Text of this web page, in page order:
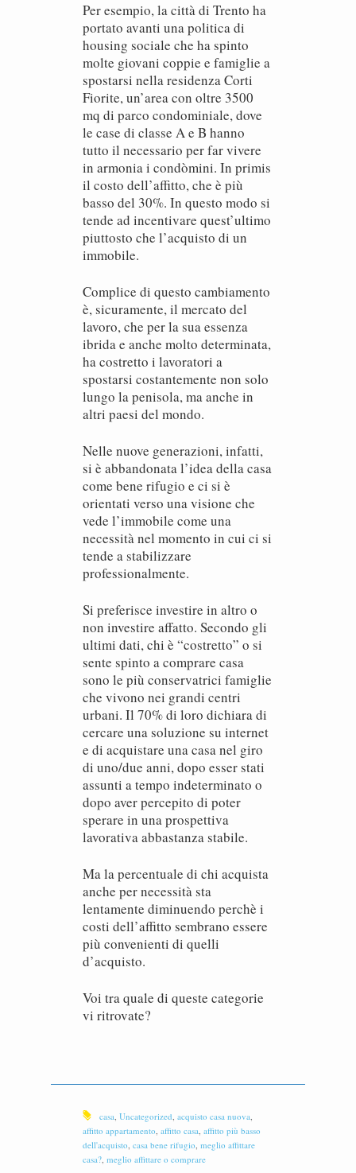
Per esempio, la città di Trento ha
portato avanti una politica di
housing sociale che ha spinto
molte giovani coppie e famiglie a
spostarsi nella residenza Corti
Fiorite, un’area con oltre 3500
mq di parco condominiale, dove
le case di classe A e B hanno
tutto il necessario per far vivere
in armonia i condòmini. In primis
il costo dell’affitto, che è più
basso del 30%. In questo modo si
tende ad incentivare quest’ultimo
piuttosto che l’acquisto di un
immobile.
Complice di questo cambiamento
è, sicuramente, il mercato del
lavoro, che per la sua essenza
ibrida e anche molto determinata,
ha costretto i lavoratori a
spostarsi costantemente non solo
lungo la penisola, ma anche in
altri paesi del mondo.
Nelle nuove generazioni, infatti,
si è abbandonata l’idea della casa
come bene rifugio e ci si è
orientati verso una visione che
vede l’immobile come una
necessità nel momento in cui ci si
tende a stabilizzare
professionalmente.
Si preferisce investire in altro o
non investire affatto. Secondo gli
ultimi dati, chi è “costretto” o si
sente spinto a comprare casa
sono le più conservatrici famiglie
che vivono nei grandi centri
urbani. Il 70% di loro dichiara di
cercare una soluzione su internet
e di acquistare una casa nel giro
di uno/due anni, dopo esser stati
assunti a tempo indeterminato o
dopo aver percepito di poter
sperare in una prospettiva
lavorativa abbastanza stabile.
Ma la percentuale di chi acquista
anche per necessità sta
lentamente diminuendo perchè i
costi dell’affitto sembrano essere
più convenienti di quelli
d’acquisto.
Voi tra quale di queste categorie
vi ritrovate?
casa, Uncategorized, acquisto casa nuova,
affitto appartamento, affitto casa, affitto più basso
dell'acquisto, casa bene rifugio, meglio affittare
casa?, meglio affittare o comprare